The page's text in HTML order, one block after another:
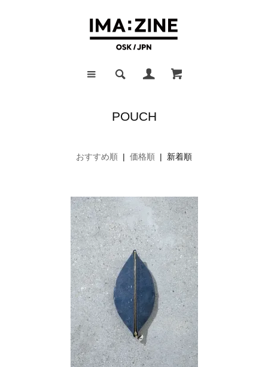
POUCH
おすすめ順 | 価格順 | 新着順